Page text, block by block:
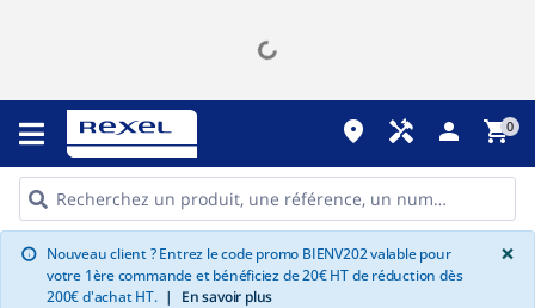
place handyman person shopping_cart0
info Nouveau client ? Entrez le code promo BIENV202 valable pour
votre 1ère commande et bénéficiez de 20€ HT de réduction dès
200€ d'achat HT. | En savoir plus
×